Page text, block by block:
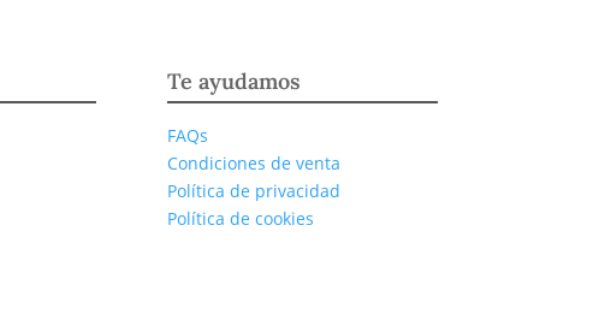
Te ayudamos
FAQs
Condiciones de venta
Política de privacidad
Política de cookies